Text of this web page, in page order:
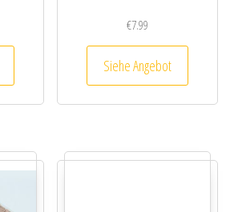
€7.99
Siehe Angebot